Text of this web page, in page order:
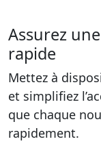
Assurez
rapide
Mettez à
et simplifiez
que chaque
rapidement.